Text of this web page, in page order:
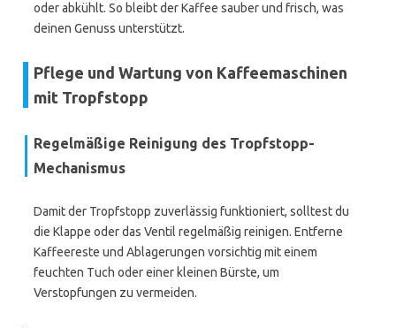
oder abkühlt. So bleibt der Kaffee sauber und frisch, was
deinen Genuss unterstützt.
Pflege und Wartung von Kaffeemaschinen
mit Tropfstopp
Regelmäßige Reinigung des Tropfstopp-
Mechanismus
Damit der Tropfstopp zuverlässig funktioniert, solltest du
die Klappe oder das Ventil regelmäßig reinigen. Entferne
Kaffeereste und Ablagerungen vorsichtig mit einem
feuchten Tuch oder einer kleinen Bürste, um
Verstopfungen zu vermeiden.